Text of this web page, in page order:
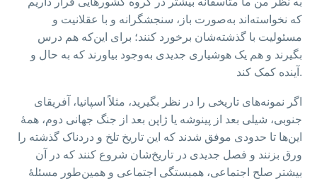
که نخواسته‌اند به‌صورت باز، سنجشگرانه و با عقلانیت و
مسئولیت با گذشته‌شان برخورد کنند؛ برای این‌که هم درس
بگیرند و هم یک هوشیاری جدیدی به‌وجود بیاورند که به حال و
آینده کمک کند.
اگر نمونه‌های تاریخی را در نظر بگیرید، مثلاً اسپانیا، آفریقای
جنوبی، شیلی بعد از پینوشه یا ژاپن بعد از جنگ جهانی دوم، همهٔ
این‌ها تا حدودی موفق شدند که این تاریخ تلخ و دردناک گذشته را
ورق بزنند و فصل جدیدی در تاریخ‌شان شروع کنند که در آن
بیشتر صلح اجتماعی، همبستگی اجتماعی و همین‌طور مسئلهٔ